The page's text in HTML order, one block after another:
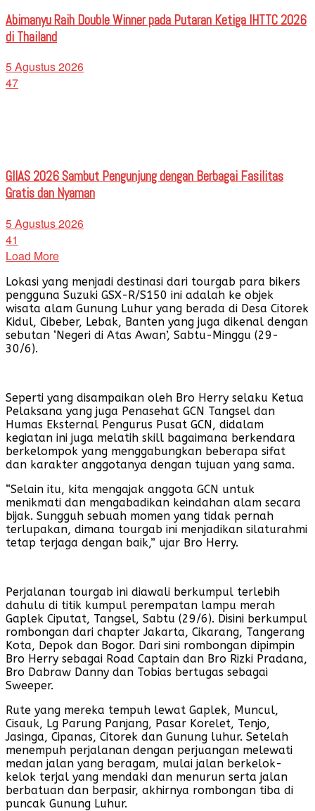
Abimanyu Raih Double Winner pada Putaran Ketiga IHTTC 2026
di Thailand
5 Agustus 2026
47
GIIAS 2026 Sambut Pengunjung dengan Berbagai Fasilitas
Gratis dan Nyaman
5 Agustus 2026
41
Load More
Lokasi yang menjadi destinasi dari tourgab para bikers
pengguna Suzuki GSX-R/S150 ini adalah ke objek
wisata alam Gunung Luhur yang berada di Desa Citorek
Kidul, Cibeber, Lebak, Banten yang juga dikenal dengan
sebutan ‘Negeri di Atas Awan’, Sabtu-Minggu (29-
30/6).
Seperti yang disampaikan oleh Bro Herry selaku Ketua
Pelaksana yang juga Penasehat GCN Tangsel dan
Humas Eksternal Pengurus Pusat GCN, didalam
kegiatan ini juga melatih skill bagaimana berkendara
berkelompok yang menggabungkan beberapa sifat
dan karakter anggotanya dengan tujuan yang sama.
“Selain itu, kita mengajak anggota GCN untuk
menikmati dan mengabadikan keindahan alam secara
bijak. Sungguh sebuah momen yang tidak pernah
terlupakan, dimana tourgab ini menjadikan silaturahmi
tetap terjaga dengan baik,” ujar Bro Herry.
Perjalanan tourgab ini diawali berkumpul terlebih
dahulu di titik kumpul perempatan lampu merah
Gaplek Ciputat, Tangsel, Sabtu (29/6). Disini berkumpul
rombongan dari chapter Jakarta, Cikarang, Tangerang
Kota, Depok dan Bogor. Dari sini rombongan dipimpin
Bro Herry sebagai Road Captain dan Bro Rizki Pradana,
Bro Dabraw Danny dan Tobias bertugas sebagai
Sweeper.
Rute yang mereka tempuh lewat Gaplek, Muncul,
Cisauk, Lg Parung Panjang, Pasar Korelet, Tenjo,
Jasinga, Cipanas, Citorek dan Gunung luhur. Setelah
menempuh perjalanan dengan perjuangan melewati
medan jalan yang beragam, mulai jalan berkelok-
kelok terjal yang mendaki dan menurun serta jalan
berbatuan dan berpasir, akhirnya rombongan tiba di
puncak Gunung Luhur.